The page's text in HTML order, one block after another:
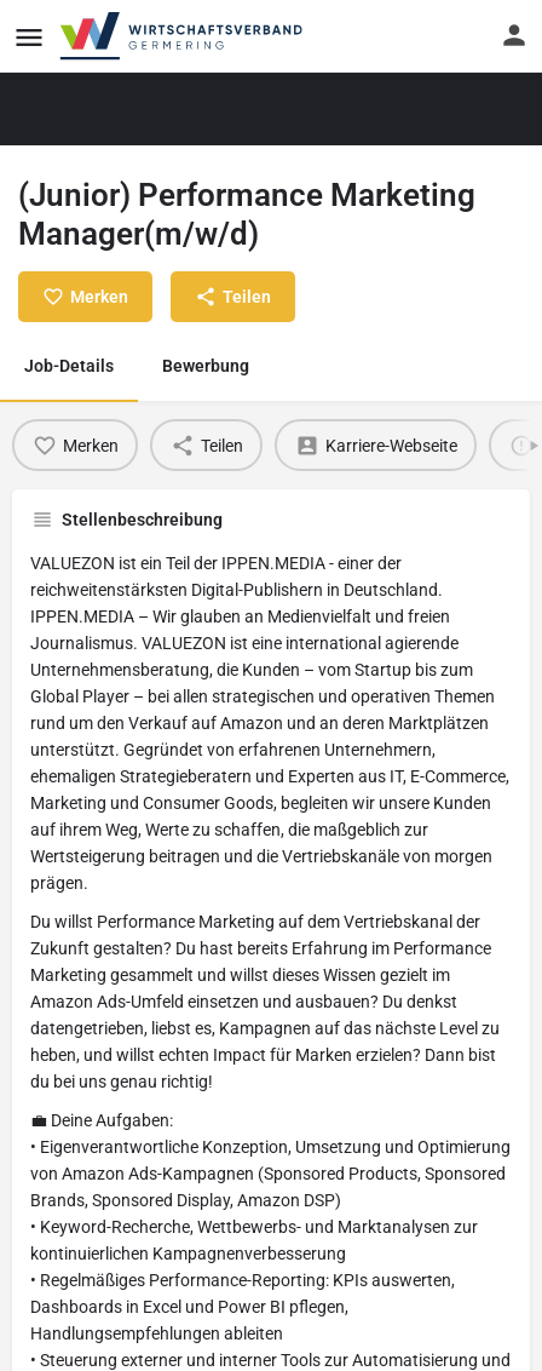
(Junior) Performance Marketing
Manager(m/w/d)
Merken Teilen
Job-Details Bewerbung
Merken Teilen Karriere-Webseite
Stellenbeschreibung
VALUEZON ist ein Teil der IPPEN.MEDIA - einer der
reichweitenstärksten Digital-Publishern in Deutschland.
IPPEN.MEDIA – Wir glauben an Medienvielfalt und freien
Journalismus. VALUEZON ist eine international agierende
Unternehmensberatung, die Kunden – vom Startup bis zum
Global Player – bei allen strategischen und operativen Themen
rund um den Verkauf auf Amazon und an deren Marktplätzen
unterstützt. Gegründet von erfahrenen Unternehmern,
ehemaligen Strategieberatern und Experten aus IT, E-Commerce,
Marketing und Consumer Goods, begleiten wir unsere Kunden
auf ihrem Weg, Werte zu schaffen, die maßgeblich zur
Wertsteigerung beitragen und die Vertriebskanäle von morgen
prägen.
Du willst Performance Marketing auf dem Vertriebskanal der
Zukunft gestalten? Du hast bereits Erfahrung im Performance
Marketing gesammelt und willst dieses Wissen gezielt im
Amazon Ads-Umfeld einsetzen und ausbauen? Du denkst
datengetrieben, liebst es, Kampagnen auf das nächste Level zu
heben, und willst echten Impact für Marken erzielen? Dann bist
du bei uns genau richtig!
💼 Deine Aufgaben:
• Eigenverantwortliche Konzeption, Umsetzung und Optimierung
von Amazon Ads-Kampagnen (Sponsored Products, Sponsored
Brands, Sponsored Display, Amazon DSP)
• Keyword-Recherche, Wettbewerbs- und Marktanalysen zur
kontinuierlichen Kampagnenverbesserung
• Regelmäßiges Performance-Reporting: KPIs auswerten,
Dashboards in Excel und Power BI pflegen,
Handlungsempfehlungen ableiten
• Steuerung externer und interner Tools zur Automatisierung und